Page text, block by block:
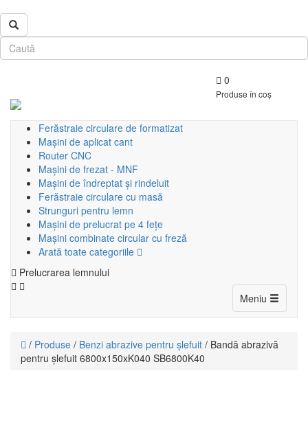
0
Produse în coș
Ferăstraie circulare de formatizat
Mașini de aplicat cant
Router CNC
Mașini de frezat - MNF
Mașini de îndreptat și rindeluit
Ferăstraie circulare cu masă
Strunguri pentru lemn
Mașini de prelucrat pe 4 fețe
Mașini combinate circular cu freză
Arată toate categoriile
Prelucrarea lemnului
Meniu Toggle
/ Produse / Benzi abrazive pentru șlefuit / Bandă abrazivă
pentru șlefuit 6800x150xK040 SB6800K40